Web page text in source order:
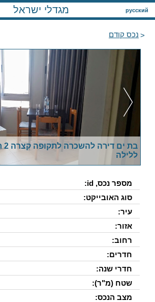
русский מגדלי ישראל
נכס קודם
ללילה
מספר נכס, id:
סוג האובייקט:
עיר:
אזור:
רחוב:
חדרים:
חדרי שנה:
שטח (מ"ר):
מצב הנכס: